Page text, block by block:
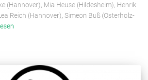
(Hannover), Mia Heuse (Hildesheim), Henrik
Reich (Hannover), Simeon Buß (Osterholz-